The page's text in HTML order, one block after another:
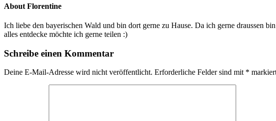
About Florentine
Ich liebe den bayerischen Wald und bin dort gerne zu Hause. Da ich gerne draussen
alles entdecke möchte ich gerne teilen :)
Schreibe einen Kommentar
Deine E-Mail-Adresse wird nicht veröffentlicht. Erforderliche Felder sind mit *